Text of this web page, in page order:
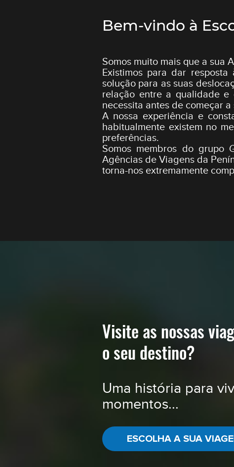
Bem-vindo à
Somos muito mais que a sua
Existimos para dar
solução para as suas
relação entre a qualidade e
necessita antes de começar
A nossa experiência e
habitualmente existem no
preferências.
Somos membros do grupo
Agências de Viagens da
torna-nos extremamente
Visite as nossas
o seu destino?
Uma história para
momentos...
ESCOLHA A SUA